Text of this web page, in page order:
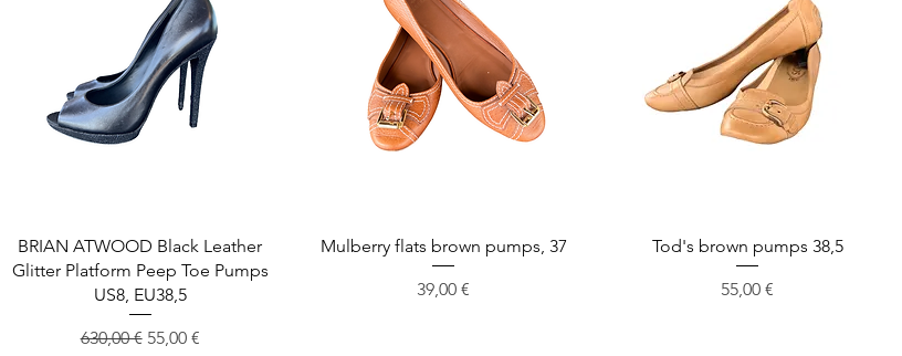
BRIAN ATWOOD Black Leather
Glitter Platform Peep Toe Pumps
US8, EU38,5
Standardpreis
630,00 € Sale-Preis
55,00 €
Mulberry flats brown pumps, 37
Preis
39,00 €
Tod's brown pumps 38,5
Preis
55,00 €